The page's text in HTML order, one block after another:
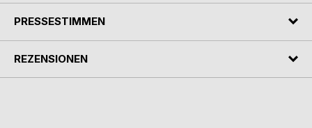
PRESSESTIMMEN
REZENSIONEN